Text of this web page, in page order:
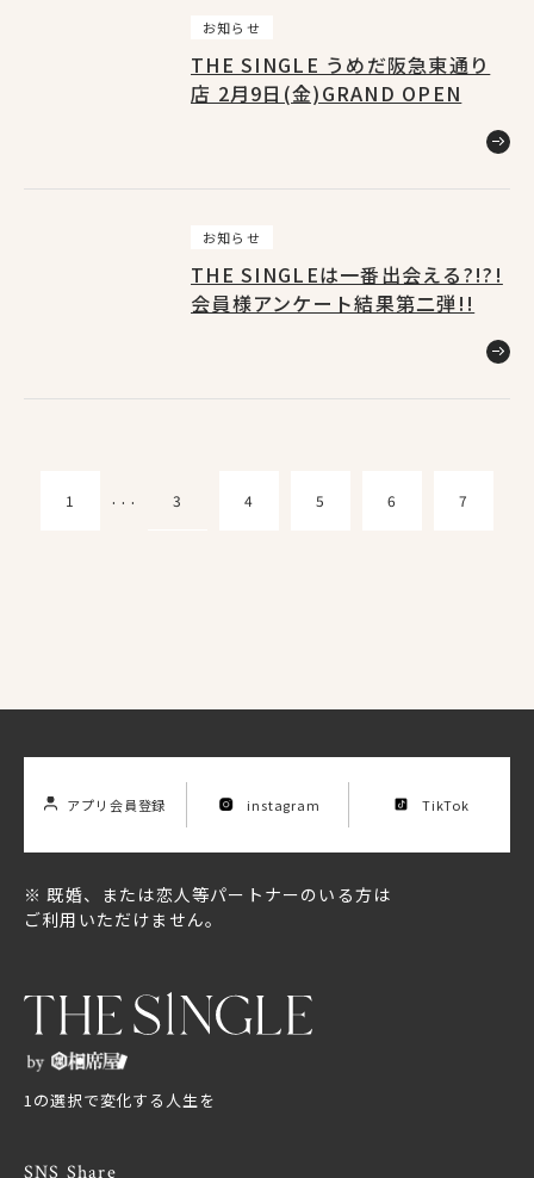
Location List
お知らせ
THE SINGLE うめだ阪急東通り
店 2月9日(金)GRAND OPEN
お知らせ
THE SINGLEは一番出会える?!?!
会員様アンケート結果第二弾!!
1 3 4 5 6 7
1の選択で変化する人生を
SNS Share
アプリ会員登録 instagram TikTok
※ 既婚、または恋人等パートナーのいる方は
ご利用いただけません。